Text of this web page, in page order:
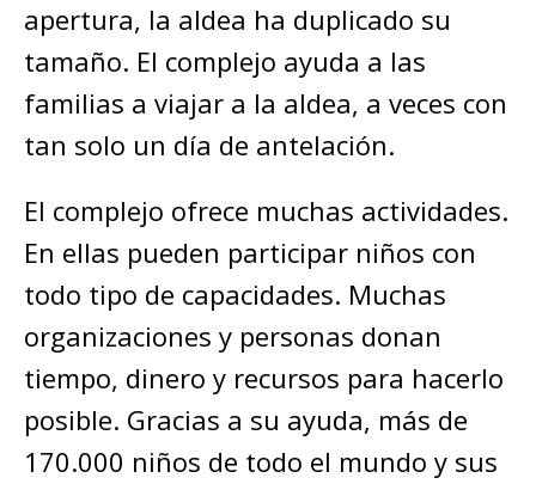
apertura, la aldea ha duplicado su
tamaño. El complejo ayuda a las
familias a viajar a la aldea, a veces con
tan solo un día de antelación.
El complejo ofrece muchas actividades.
En ellas pueden participar niños con
todo tipo de capacidades. Muchas
organizaciones y personas donan
tiempo, dinero y recursos para hacerlo
posible. Gracias a su ayuda, más de
170.000 niños de todo el mundo y sus